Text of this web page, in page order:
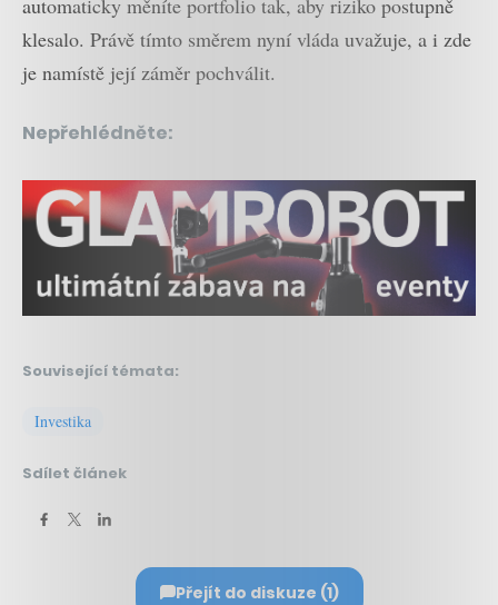
klesalo. Právě tímto směrem nyní vláda uvažuje, a i zde
je namístě její záměr pochválit.
Nepřehlédněte:
Související témata:
Investika
Sdílet článek
Přejít do diskuze (1)